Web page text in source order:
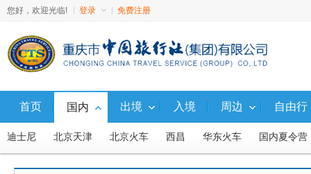
您好，欢迎光临! 登录 免费注册
首页 国内
迪士尼 北京天津 北京火车 西昌 华东火车 国内夏令营
广西 西藏 西北新疆 东北 山东 福建 广东 湖南
出境 入境 周边 自由行